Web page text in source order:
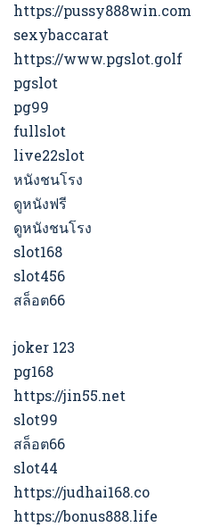
https://pussy888win.com
sexybaccarat
https://www.pgslot.golf
pgslot
pg99
fullslot
live22slot
หนังชนโรง
ดูหนังฟรี
ดูหนังชนโรง
slot168
slot456
สล็อต66
joker 123
pg168
https://jin55.net
slot99
สล็อต66
slot44
https://judhai168.co
https://bonus888.life